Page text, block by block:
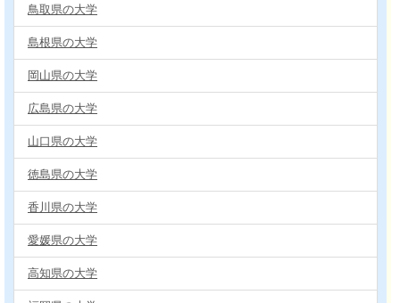
鳥取県の大学
島根県の大学
岡山県の大学
広島県の大学
山口県の大学
徳島県の大学
香川県の大学
愛媛県の大学
高知県の大学